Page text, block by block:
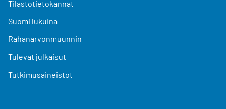
Tilastotietokannat
Suomi lukuina
Rahanarvonmuunnin
Tulevat julkaisut
Tutkimusaineistot